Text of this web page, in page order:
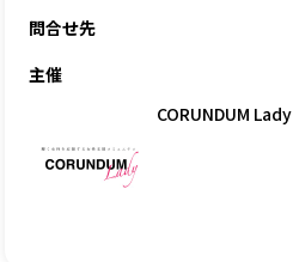
問合せ先
主催
CORUNDUM Lady